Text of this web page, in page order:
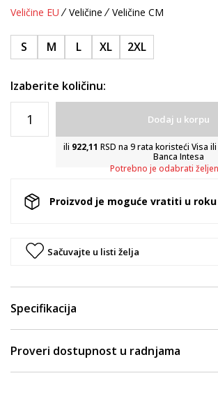
Veličine EU Veličine Veličine CM
S M L XL 2XL
Izaberite količinu:
Dodaj u korpu
ili 922,11 RSD na 9 rata koristeći Visa
Banca Intesa
Potrebno je odabrati
Proizvod je moguće vratiti u roku
Sačuvajte u listi želja
Specifikacija
Proveri dostupnost u radnjama